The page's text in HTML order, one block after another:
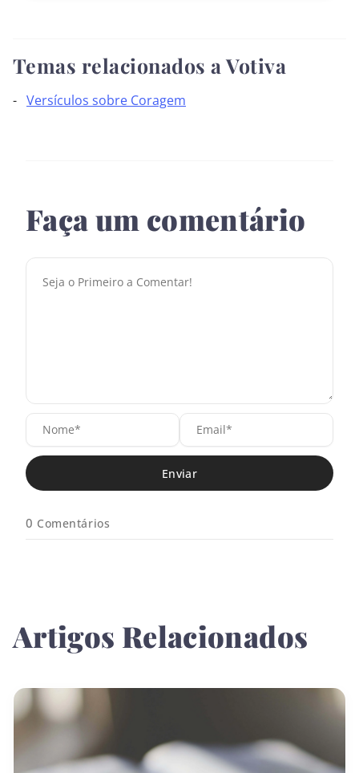
Temas relacionados a Votiva
Versículos sobre Coragem
Faça um comentário
N
o
m
e
*
E
i
0 Comentários
Artigos Relacionados